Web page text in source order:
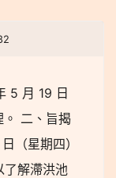
5 月 19 日
二、旨揭
（星期四）
了解滯洪池